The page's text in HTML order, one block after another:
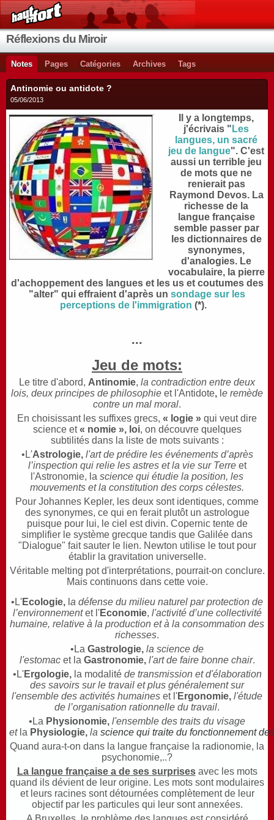
Réflexions du Miroir
Notes Pages Catégories Archives Tags
Antinomie ou antidote ?
05/06/2013
Il y a longtemps,
j'écrivais " Les
langues, un sacré
jeu de langue". C'est
aussi un terrible jeu
de mots que ne
renierait pas
Raymond Devos. La
richesse de la
langue française
semble passer par
les dictionnaires de
synonymes,
d'analogies. Le
vocabulaire, la pierre
d'achoppement des langues et les us et coutumes des
"alter" qui effraient d'après un sondage sur les
perceptions de l'immigration (*).
...
Jeu de mots:
Le titre d'abord, Antinomie, la contradiction entre deux
lois, deux principes de philosophie et l'Antidote, e remède
contre un mal moral.
En choisissant les suffixes grecs, « logie » qui veut dire
science et« nomie », loi, on découvre quelques
subtilités dans la liste de mots suivants :
•L'Astrologie, l'art de prédire les événements d’après
l’inspection qui relie les astres et la vie sur Terre et
l'Astronomie, la science qui étudie la position, les
mouvements et la constitution des corps célestes.
Pour Johannes Kepler, les deux sont identiques, comme
des synonymes, ce qui en ferait plutôt un astrologue
puisque pour lui, le ciel est divin. Copernic tente de
simplifier le système grecque tandis que Galilée dans
"Dialogue" fait sauter le lien. Newton utilise le tout pour
établir la gravitation universelle.
Véritable melting pot d'interprétations, pourrait-on conclure.
Mais continuons dans cette voie.
•L'Ecologie, a défense du milieu naturel par protection de
l’environnementet l'Economie, l'activité d’une collectivité
humaine, relative à la production et à la consommation des
richesses.
•La Gastrologie, la science de
l'estomacet la Gastronomie, l'art de faire bonne chair.
•L'Ergologie,la modalitéde transmission et d'élaboration
des savoirs sur le travail et plus généralement sur
l'ensemble des activités humaines et l'Ergonomie, l'étude
de l’organisation rationnelle du travail.
•La Physionomie, l'ensemble des traits du visage
et la Physiologie, la science qui traite du fonctionnement des
Quand aura-t-on dans la langue française la radionomie, la
psychonomie,..?
La langue française a de ses surprisesavec les mots
quand ils dévient de leur origine. Les mots sont modulaires
et leurs racines sont détournées complètement de leur
objectif par les particules qui leur sont annexées.